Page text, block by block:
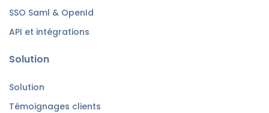
SSO Saml & OpenId
API et intégrations
Solution
Solution
Témoignages clients